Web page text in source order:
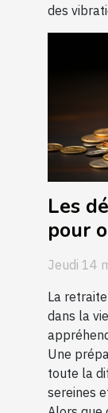
des
Les
pour
un
Jeudi 14
La
dans la
Une
toute la
sereines